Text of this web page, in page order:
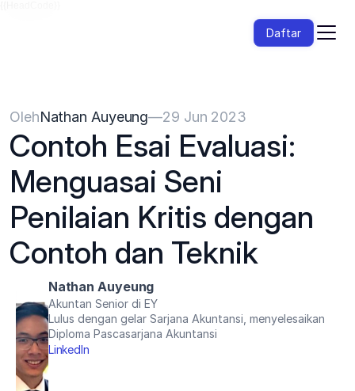
Daftar
OlehNathan Auyeung—29 Jun 2023
Contoh Esai Evaluasi:
Menguasai Seni
Penilaian Kritis dengan
Contoh dan Teknik
Nathan Auyeung
Akuntan Senior di EY
Lulus dengan gelar Sarjana Akuntansi, menyelesaikan
Diploma Pascasarjana Akuntansi
LinkedIn